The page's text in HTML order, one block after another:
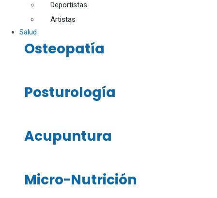
Deportistas
Artistas
Salud
Osteopatía
Posturología
Acupuntura
Micro-Nutrición